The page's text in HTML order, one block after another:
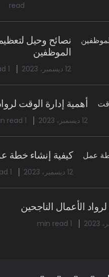
read
نصائح وحيل لتعظيم
الموظفين
12 ديسمبر، 2023 1 min read
أهمية إدارة الوقت
12 ديسمبر، 2023 1 min read
كيفية إنشاء خطة
12 ديسمبر، 2023 1 min read
الأعمال الناجحين
1 min read